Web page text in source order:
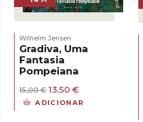
Wilhelm Jensen
Gradiva, Uma
Fantasia
Pompeiana
15,00€ O
preço
13,50 €
preço
ADICIONAR